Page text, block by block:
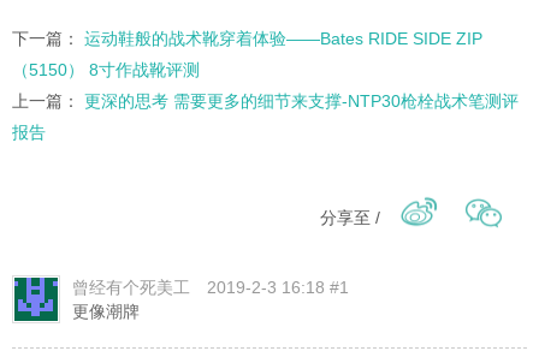
下一篇： 运动鞋般的战术靴穿着体验——Bates RIDE SIDE ZIP
（5150） 8寸作战靴评测
上一篇： 更深的思考 需要更多的细节来支撑-NTP30枪栓战术笔测评
报告
分享至 /
曾经有个死美工
2019-2-3 16:18 #1
更像潮牌